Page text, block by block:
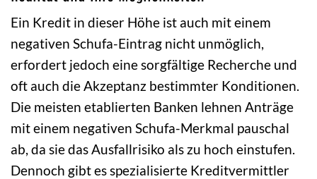
Ein Kredit in dieser Höhe ist auch mit einem
negativen Schufa-Eintrag nicht unmöglich,
erfordert jedoch eine sorgfältige Recherche und
oft auch die Akzeptanz bestimmter Konditionen.
Die meisten etablierten Banken lehnen Anträge
mit einem negativen Schufa-Merkmal pauschal
ab, da sie das Ausfallrisiko als zu hoch einstufen.
Dennoch gibt es spezialisierte Kreditvermittler